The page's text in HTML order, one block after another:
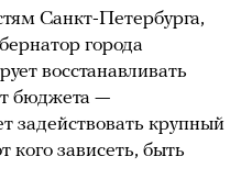
Санкт-Петербурга,
города
восстанавливать
бюджета —
задействовать крупный
кого зависеть, быть